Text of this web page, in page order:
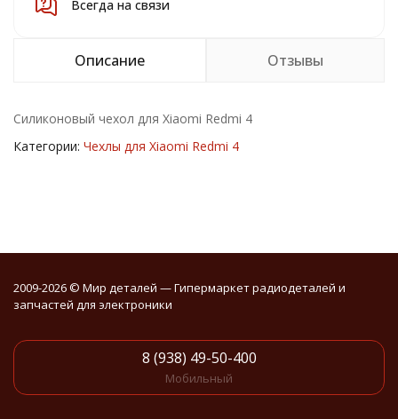
Всегда на связи
Описание Отзывы
Силиконовый чехол для Xiaomi Redmi 4
Категории: Чехлы для Xiaomi Redmi 4
2009-2026 © Мир деталей — Гипермаркет радиодеталей и
запчастей для электроники
8 (938) 49-50-400
Мобильный